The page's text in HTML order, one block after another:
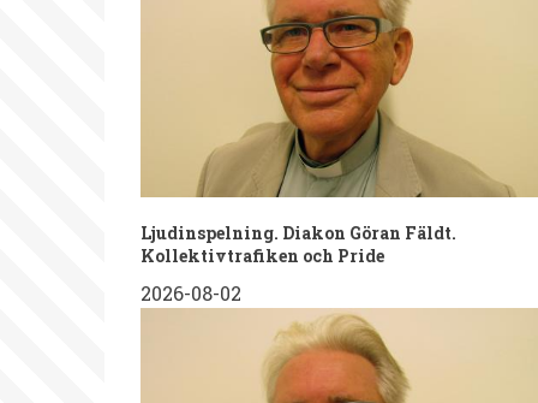
Ljudinspelning. Diakon Göran Fäldt.
Kollektivtrafiken och Pride
2026-08-02